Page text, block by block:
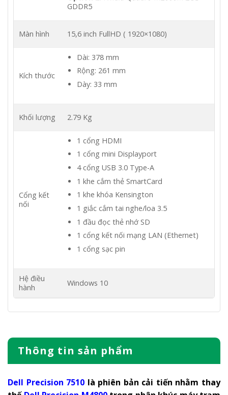
Thông tin sản phẩm
Dell Precision 7510 là phiên bản cải tiến nhằm thay
GDDR5
Màn hình 15,6 inch FullHD ( 1920×1080)
Kích thước
Dài: 378 mm
Rộng: 261 mm
Dày: 33 mm
Khối lượng 2.79 Kg
Cổng kết
nối
1 cổng HDMI
1 cổng mini Displayport
4 cổng USB 3.0 Type-A
1 khe cắm thẻ SmartCard
1 khe khóa Kensington
1 giắc cắm tai nghe/loa 3.5
1 đầu đọc thẻ nhớ SD
1 cổng kết nối mạng LAN (Ethernet)
1 cổng sạc pin
Hệ điều
hành
Windows 10